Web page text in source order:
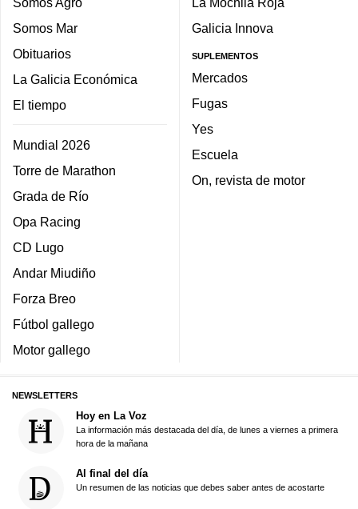
Somos Mar
Obituarios
La Galicia Económica
El tiempo
Mundial 2026
Torre de Marathon
Grada de Río
Opa Racing
CD Lugo
Andar Miudiño
Forza Breo
Fútbol gallego
Motor gallego
Galicia Innova
SUPLEMENTOS
Mercados
Fugas
Yes
Escuela
On, revista de motor
NEWSLETTERS
Hoy en La Voz
La información más destacada del día, de lunes a viernes a primera
hora de la mañana
Al final del día
Un resumen de las noticias que debes saber antes de acostarte